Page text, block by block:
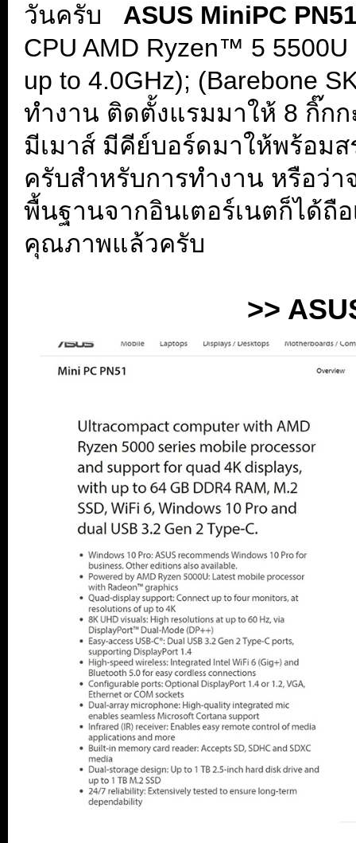
วันครับ
ASUS MiniPC
CPU AMD Ryzen™ 5
up to 4.0GHz); (Barebone
ทำงาน ติดตั้งแรมมาให้ 8 กิ๊ก
มีเมาส์ มีคีย์บอร์ดมาให้พร้อม
ครับสำหรับการทำงาน หรือว่
พื้นฐานจากอินเตอร์เนตก็ได้ถื
คุณภาพแล้วครับ
>>